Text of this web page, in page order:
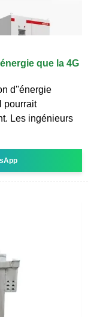
que la 4G
d''énergie
pourrait
Les ingénieurs